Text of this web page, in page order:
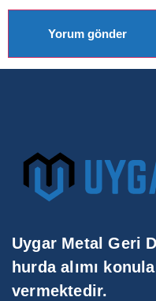
Uygar Metal Geri
hurda alımı
vermektedir.